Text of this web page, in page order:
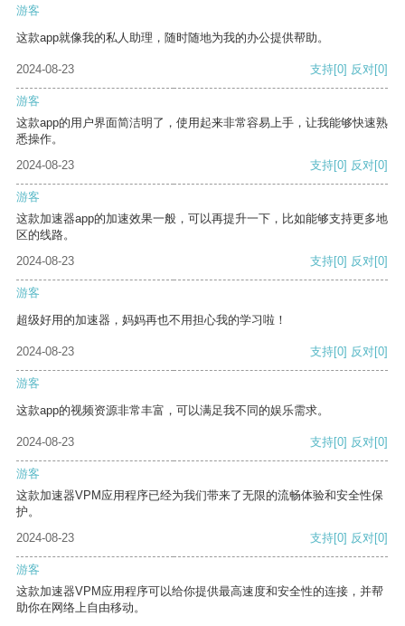
游客
这款app就像我的私人助理，随时随地为我的办公提供帮助。
2024-08-23 支持[0] 反对[0]
游客
这款app的用户界面简洁明了，使用起来非常容易上手，让我能够快速熟
悉操作。
2024-08-23
支持[0] 反对[0]
游客
这款加速器app的加速效果一般，可以再提升一下，比如能够支持更多地
区的线路。
2024-08-23
支持[0] 反对[0]
游客
超级好用的加速器，妈妈再也不用担心我的学习啦！
2024-08-23 支持[0] 反对[0]
游客
这款app的视频资源非常丰富，可以满足我不同的娱乐需求。
2024-08-23 支持[0] 反对[0]
游客
这款加速器VPM应用程序已经为我们带来了无限的流畅体验和安全性保
护。
2024-08-23
支持[0] 反对[0]
游客
这款加速器VPM应用程序可以给你提供最高速度和安全性的连接，并帮
助你在网络上自由移动。